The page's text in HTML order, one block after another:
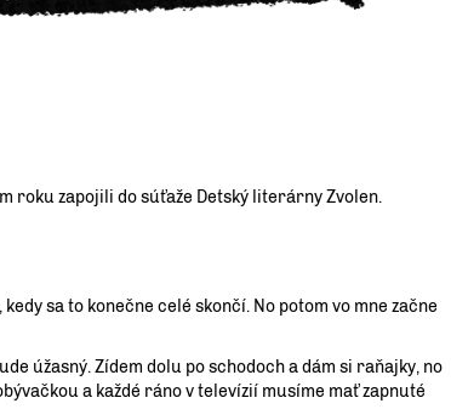
roku zapojili do súťaže Detský literárny Zvolen.
sa to konečne celé skončí. No potom vo mne začne
úžasný. Zídem dolu po schodoch a dám si raňajky, no
a každé ráno v televízií musíme mať zapnuté